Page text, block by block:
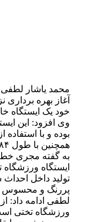
آغاز بهره
خود یک ایستگاه
وی افزود: این
همچنین با طول ۲۸۴ متر، طولانی‌ترین ایستگاه مترو نیز محسوب می‌شود.
تولید داخل
پررنگ و محسوس
لطفی ادامه داد:
ورزشگاه تختی